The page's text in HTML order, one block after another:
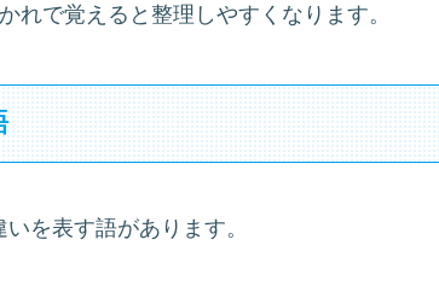
れで覚えると整理しやすくなります。
を表す語があります。